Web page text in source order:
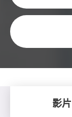
關鍵字
影片